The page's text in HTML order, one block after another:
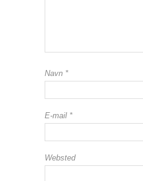
Navn *
E-mail *
Websted